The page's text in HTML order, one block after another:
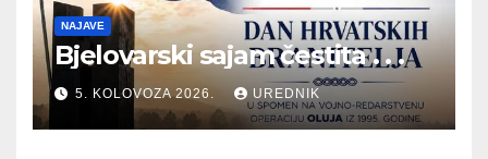
NAJAVE
Bjelovarski sajam čestita . . .
5. KOLOVOZA 2026. UREDNIK